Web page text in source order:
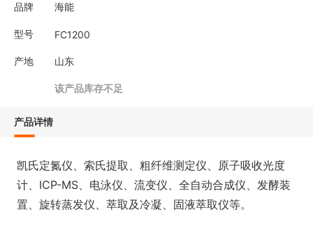
品牌 海能
型号 FC1200
产地 山东
该产品库存不足
产品详情
凯氏定氮仪、索氏提取、粗纤维测定仪、原子吸收光度
计、ICP-MS、电泳仪、流变仪、全自动合成仪、发酵装
置、旋转蒸发仪、萃取及冷凝、固液萃取仪等。